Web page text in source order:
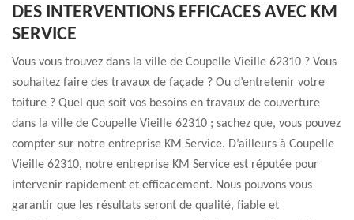
DES INTERVENTIONS EFFICACES AVEC KM
SERVICE
Vous vous trouvez dans la ville de Coupelle Vieille 62310 ? Vous
souhaitez faire des travaux de façade ? Ou d’entretenir votre
toiture ? Quel que soit vos besoins en travaux de couverture
dans la ville de Coupelle Vieille 62310 ; sachez que, vous pouvez
compter sur notre entreprise KM Service. D’ailleurs à Coupelle
Vieille 62310, notre entreprise KM Service est réputée pour
intervenir rapidement et efficacement. Nous pouvons vous
garantir que les résultats seront de qualité, fiable et